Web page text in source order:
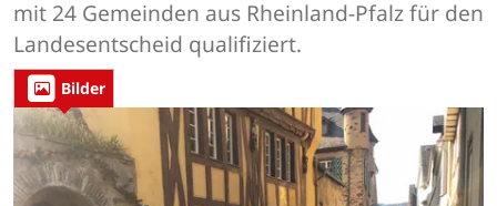
mit 24 Gemeinden aus Rheinland-Pfalz für den
Landesentscheid qualifiziert.
Bilder